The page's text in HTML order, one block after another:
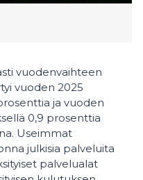
vuodenvaihteen
vuoden 2025
ja vuoden
0,9 prosenttia
Useimmat
julkisia palveluita
palvelualat